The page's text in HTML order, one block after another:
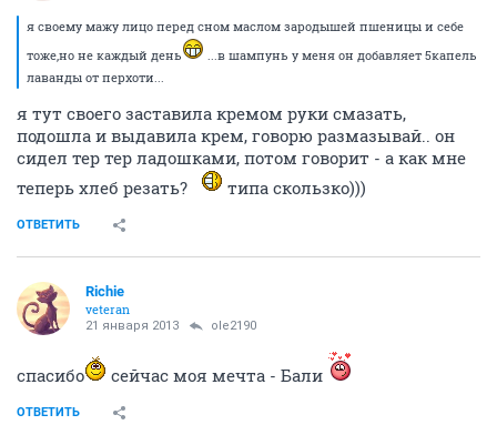
я своему мажу лицо перед сном маслом зародышей пшеницы и себе
тоже,но не каждый день
...в шампунь у меня он добавляет 5капель
лаванды от перхоти...
я тут своего заставила кремом руки смазать,
подошла и выдавила крем, говорю размазывай.. он
сидел тер тер ладошками, потом говорит - а как мне
теперь хлеб резать?
типа скользко)))
ОТВЕТИТЬ
Richie
veteran
21 января 2013 ole2190
спасибо сейчас моя мечта - Бали
ОТВЕТИТЬ